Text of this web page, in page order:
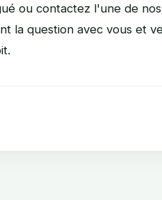
ou contactez l'une de
la question avec vous et